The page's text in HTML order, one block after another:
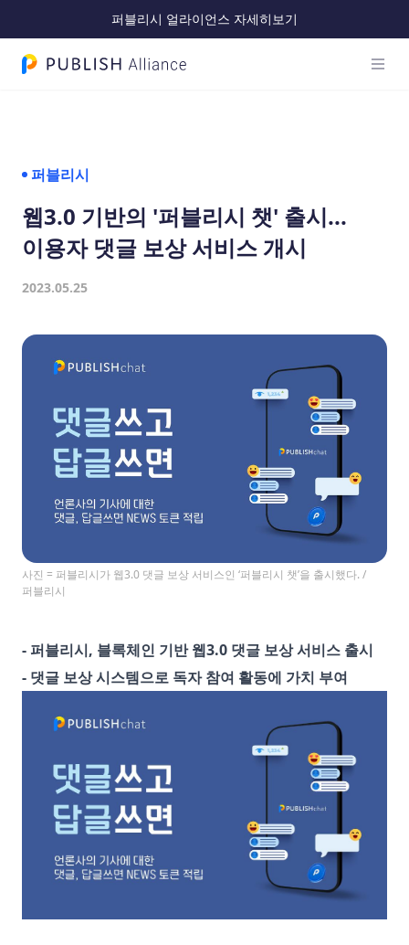
퍼블리시 얼라이언스 자세히보기
PUBLISH Alliance 로고 메인
퍼블리시
웹3.0 기반의 '퍼블리시 챗' 출시...
이용자 댓글 보상 서비스 개시
2023.05.25
사진 = 퍼블리시가 웹3.0 댓글 보상 서비스인 ‘퍼블리시 챗’을 출시했다. /
퍼블리시
- 퍼블리시, 블록체인 기반 웹3.0 댓글 보상 서비스 출시
- 댓글 보상 시스템으로 독자 참여 활동에 가치 부여